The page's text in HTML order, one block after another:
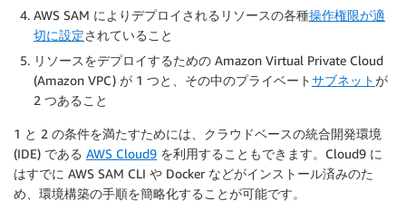
AWS SAM によりデプロイされるリソースの各種操作権限が適
切に設定されていること
リソースをデプロイするための Amazon Virtual Private Cloud
(Amazon VPC) が 1 つと、その中のプライベートサブネットが
2 つあること
1 と 2 の条件を満たすためには、クラウドベースの統合開発環境
(IDE) である AWS Cloud9 を利用することもできます。Cloud9 に
はすでに AWS SAM CLI や Docker などがインストール済みのた
め、環境構築の手順を簡略化することが可能です。